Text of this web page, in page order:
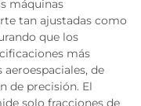
máquinas
tan ajustadas como
que los
más
de
de precisión. El
solo fracciones de